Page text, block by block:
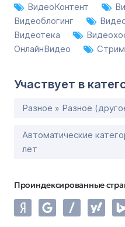
ВидеоКонтент
Видеоблогинг
Видеотека
ОнлайнВидео
Участвует в
Разное » Разное
Автоматические
лет
Проиндексированные